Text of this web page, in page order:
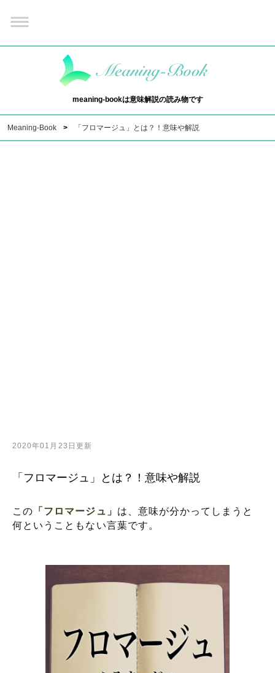
meaning-bookは意味解説の読み物です
Meaning-Book 「フロマージュ」とは？！意味や解説
2020年01月23日更新
「フロマージュ」とは？！意味や解説
この 「フロマージュ」 は、意味が分かってしまうと
何ということもない言葉です。